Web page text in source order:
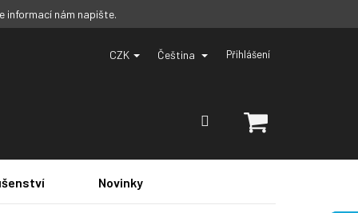
informací nám napište.
CZK Čeština Přihlášení
KOŠÍK
Novinky